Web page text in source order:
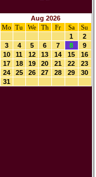
Aug 2026
Mo
Tu We Th Fr Sa
Su
1
2
3
4 5 6 7 8
9
10
11 12 13 14 15
16
17
18 19 20 21 22
23
24
25 26 27 28 29
30
31